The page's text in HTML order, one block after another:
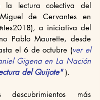
la lectura colectiva del
de Cervantes en
a iniciativa del
Pablo Maurette, desde
el 6 de octubre (ver el
Gigena en La Nación
del Quijote" ).
más